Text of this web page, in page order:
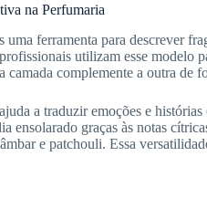
na Perfumaria
ferramenta para descrever
utilizam esse modelo
camada complemente a outra de
a traduzir emoções e
ensolarado graças às notas
e patchouli. Essa